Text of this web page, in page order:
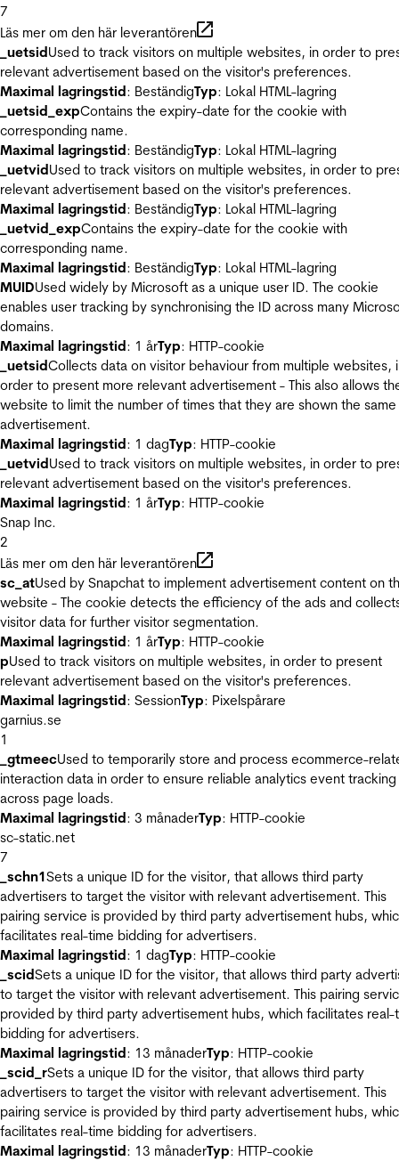
7
Läs mer om den här leverantören
_uetsidUsed to track visitors on multiple websites, in order to
relevant advertisement based on the visitor's preferences.
Maximal lagringstid: BeständigTyp: Lokal HTML-lagring
_uetsid_expContains the expiry-date for the cookie with
corresponding name.
Maximal lagringstid: BeständigTyp: Lokal HTML-lagring
_uetvidUsed to track visitors on multiple websites, in order to
relevant advertisement based on the visitor's preferences.
Maximal lagringstid: BeständigTyp: Lokal HTML-lagring
_uetvid_expContains the expiry-date for the cookie with
corresponding name.
Maximal lagringstid: BeständigTyp: Lokal HTML-lagring
MUIDUsed widely by Microsoft as a unique user ID. The cookie
enables user tracking by synchronising the ID across many
domains.
Maximal lagringstid: 1 årTyp: HTTP-cookie
_uetsidCollects data on visitor behaviour from multiple websites,
order to present more relevant advertisement - This also allows
website to limit the number of times that they are shown the same
advertisement.
Maximal lagringstid: 1 dagTyp: HTTP-cookie
_uetvidUsed to track visitors on multiple websites, in order to
relevant advertisement based on the visitor's preferences.
Maximal lagringstid: 1 årTyp: HTTP-cookie
Snap Inc.
2
Läs mer om den här leverantören
sc_atUsed by Snapchat to implement advertisement content on
website - The cookie detects the efficiency of the ads and
visitor data for further visitor segmentation.
Maximal lagringstid: 1 årTyp: HTTP-cookie
pUsed to track visitors on multiple websites, in order to present
relevant advertisement based on the visitor's preferences.
Maximal lagringstid: SessionTyp: Pixelspårare
garnius.se
1
_gtmeecUsed to temporarily store and process ecommerce-
interaction data in order to ensure reliable analytics event tracking
across page loads.
Maximal lagringstid: 3 månaderTyp: HTTP-cookie
sc-static.net
7
_schn1Sets a unique ID for the visitor, that allows third party
advertisers to target the visitor with relevant advertisement. This
pairing service is provided by third party advertisement hubs,
facilitates real-time bidding for advertisers.
Maximal lagringstid: 1 dagTyp: HTTP-cookie
_scidSets a unique ID for the visitor, that allows third party
to target the visitor with relevant advertisement. This pairing
provided by third party advertisement hubs, which facilitates real-
bidding for advertisers.
Maximal lagringstid: 13 månaderTyp: HTTP-cookie
_scid_rSets a unique ID for the visitor, that allows third party
advertisers to target the visitor with relevant advertisement. This
pairing service is provided by third party advertisement hubs,
facilitates real-time bidding for advertisers.
Maximal lagringstid: 13 månaderTyp: HTTP-cookie